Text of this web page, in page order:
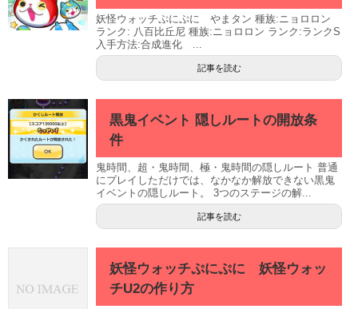
妖怪ウォッチぷにぷに やまタン 種族:ニョロロン
ランク: 八百比丘尼 種族:ニョロロン ランク:ランクS
入手方法:合成進化 ...
記事を読む
黒鬼イベント 隠しルートの開放条
件
鬼時間、超・鬼時間、極・鬼時間の隠しルート 普通
にプレイしただけでは、なかなか解放できない黒鬼
イベントの隠しルート。 3つのステージの解...
記事を読む
妖怪ウォッチぷにぷに 妖怪ウォッ
チU2の作り方